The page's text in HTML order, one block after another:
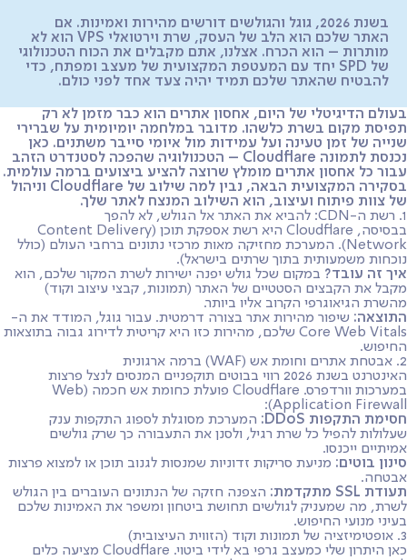
בשנת 2026, גוגל והגולשים דורשים מהירות ואמינות. אם
האתר שלכם הוא הלב של העסק, שרת וירטואלי VPS הוא לא
מותרות – הוא הכרח. אצלנו, אתם מקבלים את הכוח הטכנולוגי
של SPD יחד עם המעטפת המקצועית של מעצב ומפתח, כדי
להבטיח שהאתר שלכם תמיד יהיה צעד אחד לפני כולם.
בעולם הדיגיטלי של היום, אחסון אתרים הוא כבר מזמן לא רק
תפיסת מקום בשרת כלשהו. מדובר במלחמה יומיומית על שברירי
שנייה של זמן טעינה ועל עמידות מול איומי סייבר משתנים. כאן
נכנסת לתמונה Cloudflare – הטכנולוגיה שהפכה לסטנדרט הזהב
עבור כל אחסון אתרים מומלץ שרוצה להציע ביצועים ברמה עולמית.
בסקירה המקצועית הבאה, נבין למה שילוב של Cloudflare וניהול
של צוות פיתוח ועיצוב, הוא השילוב המנצח לאתר שלך.
1. רשת ה-CDN: להביא את האתר אל הגולש, לא להפך
בבסיסה, Cloudflare היא רשת אספקת תוכן (Content Delivery
Network). המערכת מחזיקה מאות מרכזי נתונים ברחבי העולם (כולל
נוכחות משמעותית בתוך שרתים בישראל).
איך זה עובד? במקום שכל גולש יפנה ישירות לשרת המקור שלכם, הוא
מקבל את הקבצים הסטטיים של האתר (תמונות, קבצי עיצוב וקוד)
מהשרת הגיאוגרפי הקרוב אליו ביותר.
התוצאה: שיפור מהירות אתר בצורה דרמטית. עבור גוגל, המודד את ה-
Core Web Vitals שלכם, מהירות כזו היא קריטית לדירוג גבוה בתוצאות
החיפוש.
2. אבטחת אתרים וחומת אש (WAF) ברמה ארגונית
האינטרנט בשנת 2026 רווי בבוטים תוקפניים המנסים לנצל פרצות
במערכות וורדפרס. Cloudflare פועלת כחומת אש חכמה (Web
Application Firewall):
חסימת התקפות DDoS:
המערכת מסוגלת לספוג התקפות ענק
שעלולות להפיל כל שרת רגיל, ולסנן את התעבורה כך שרק גולשים
אמיתיים ייכנסו.
סינון בוטים: מניעת סריקות זדוניות שמנסות לגנוב תוכן או למצוא פרצות
אבטחה.
תעודת SSL מתקדמת:
הצפנה חזקה של הנתונים העוברים בין הגולש
לשרת, מה שמעניק לגולשים תחושת ביטחון ומשפר את האמינות שלכם
בעיני מנועי החיפוש.
3. אופטימיזציה של תמונות וקוד (הזווית העיצובית)
כאן היתרון שלי כמעצב גרפי בא לידי ביטוי. Cloudflare מציעה כלים